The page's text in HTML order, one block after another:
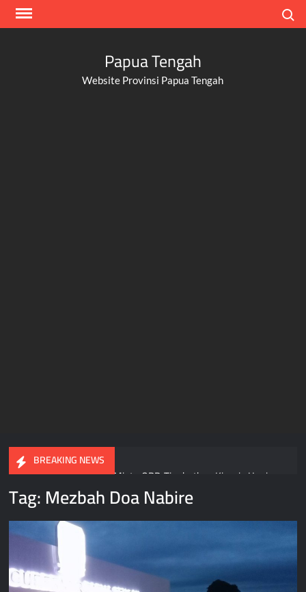
Skip
Papua Tengah
Website Provinsi Papua Tengah
BREAKING NEWS
Gubernur Meki Nawipa Minta OPD Tingkatkan Kinerja Usai
DPR Papua Tengah Setujui Raperda APBD 2025
Gubernur Papua Tengah Tegas! ASN Wajib Terapkan Ber-
AKHLAK dan Beralih ke E-Kinerja Sebelum 2027
Razia Ketat di Pelabuhan Pomako, Aparat Sita 99,2 Liter Sopi
dari Kapal KM Sirimau
Tag:Mezbah Doa Nabire